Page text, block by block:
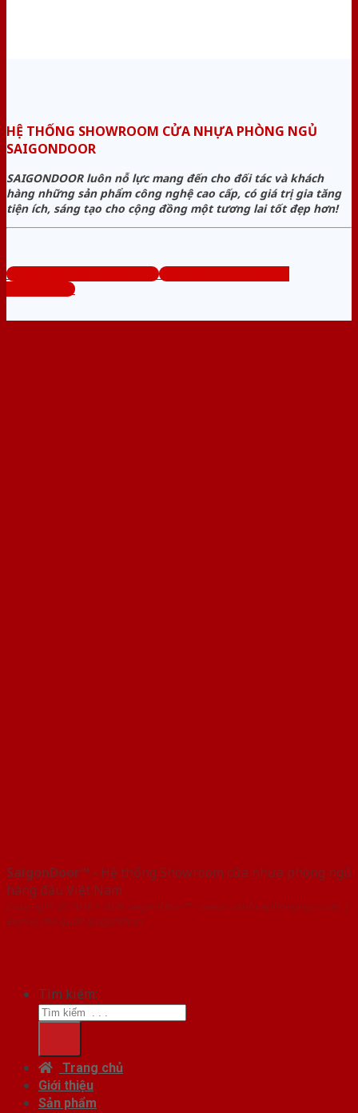
HỆ THỐNG SHOWROOM CỬA NHỰA PHÒNG NGỦ
SAIGONDOOR
SAIGONDOOR luôn nỗ lực mang đến cho đối tác và khách
hàng những sản phẩm công nghệ cao cấp, có giá trị gia tăng
tiện ích, sáng tạo cho cộng đồng một tương lai tốt đẹp hơn!
www.cuanhuaphongngu.com
Tổng đài tư vấn miễn phí:
0824.400.400
SaigonDoor™ - Hệ thống Showroom cửa nhựa phòng ngủ
hàng đầu Việt Nam
Copyright ⓒ 2016 – 2026 SaigonDoor™ - www.cuanhuaphongngu.com |
Đơn vị chủ quản SaigonDoor
Tìm kiếm:
Trang chủ
Giới thiệu
Sản phẩm